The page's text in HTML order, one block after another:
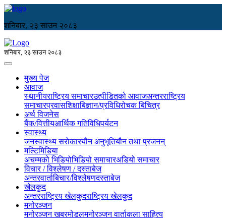
शनिबार, २३ साउन २०८३
शनिबार, २३ साउन २०८३
मुख्य पेज
आवाज
स्थानीयराष्ट्रिय समाचारउत्पीडितको आवाजअन्तरराष्ट्रिय
समाचारप्रवासशिक्षाबिज्ञान/प्रविधिरोचक बिचित्र
अर्थ विजनेस
बैंक/वित्तीयआर्थिक गतिविधिपर्यटन
स्वास्थ्य
जनस्वास्थ्य सरोकारयौन अनुभूतियौन तथा प्रजनन्
मल्टिमिडिया
अचम्मको भिडियोभिडियो समाचारअडियो समाचार
विचार / विश्लेषण / दस्ताबेज
अन्तरवार्ताबिचार/विश्लेषणदस्ताबेज
खेलकुद
अन्तरराष्ट्रिय खेलकुदराष्ट्रिय खेलकुद
मनोरञ्जन
मनोरञ्जन खबरमोडलमनोरञ्जन वार्ताकला साहित्य